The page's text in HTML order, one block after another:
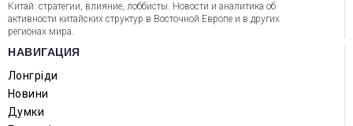
Китай: стратегии, влияние, лоббисты. Новости и аналитика об
активности китайских структур в Восточной Европе и в других
регионах мира.
НАВИГАЦИЯ
Лонгріди
Новини
Думки